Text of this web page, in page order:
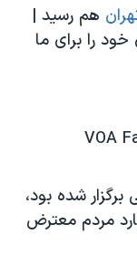
هم رسید |
را براى ما
شده بود،
مردم معترض